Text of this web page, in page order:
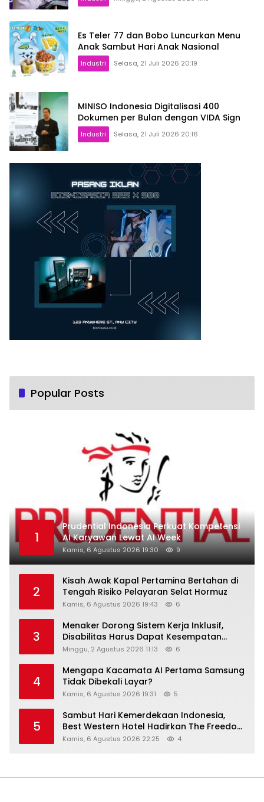
Es Teler 77 dan Bobo Luncurkan Menu
Anak Sambut Hari Anak Nasional
Industri Selasa, 21 Juli 2026 20:19
MINISO Indonesia Digitalisasi 400
Dokumen per Bulan dengan VIDA Sign
Industri Selasa, 21 Juli 2026 20:16
Popular Posts
1
Prudential Indonesia Perkuat Kompetensi
AI Karyawan Lewat AI Week
Kamis, 6 Agustus 2026 19:30 9
2
Kisah Awak Kapal Pertamina Bertahan di
Tengah Risiko Pelayaran Selat Hormuz
Kamis, 6 Agustus 2026 19:43 6
3
Menaker Dorong Sistem Kerja Inklusif,
Disabilitas Harus Dapat Kesempatan
Setara
Minggu, 2 Agustus 2026 11:13 6
4
Mengapa Kacamata AI Pertama Samsung
Tidak Dibekali Layar?
Kamis, 6 Agustus 2026 19:31 5
5
Sambut Hari Kemerdekaan Indonesia,
Best Western Hotel Hadirkan The Freedom
Stay Diskon Hingga 45%
Kamis, 6 Agustus 2026 22:25 4